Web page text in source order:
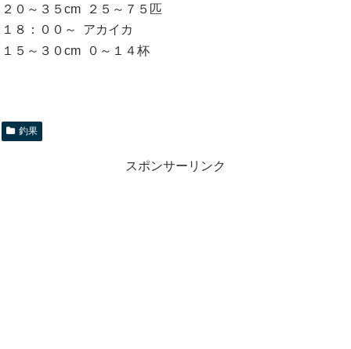
２０～３５cm ２５～７５匹
１８：００～ アカイカ
１５～３０cm ０～１４杯
釣果
スポンサーリンク